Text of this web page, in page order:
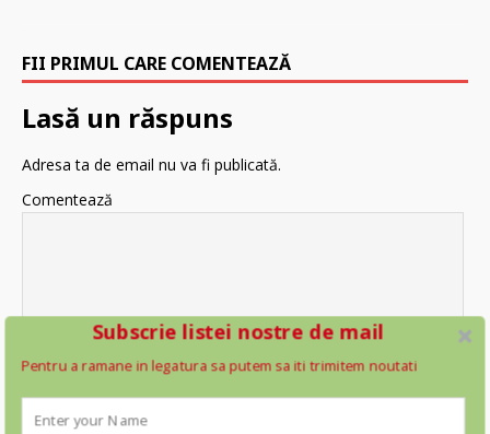
FII PRIMUL CARE COMENTEAZĂ
Lasă un răspuns
Adresa ta de email nu va fi publicată.
Comentează
Nume *
Email*
Subscrie listei nostre de mail
Pentru a ramane in legatura sa putem sa iti trimitem noutati